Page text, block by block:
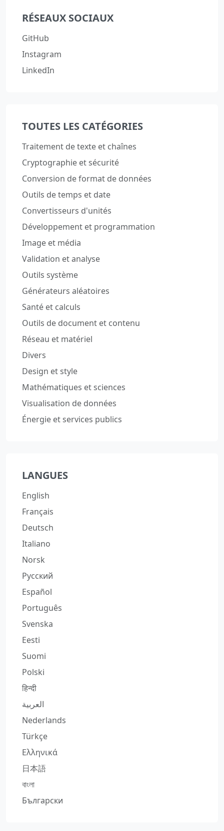
RÉSEAUX SOCIAUX
GitHub
Instagram
LinkedIn
TOUTES LES CATÉGORIES
Traitement de texte et chaînes
Cryptographie et sécurité
Conversion de format de données
Outils de temps et date
Convertisseurs d'unités
Développement et programmation
Image et média
Validation et analyse
Outils système
Générateurs aléatoires
Santé et calculs
Outils de document et contenu
Réseau et matériel
Divers
Design et style
Mathématiques et sciences
Visualisation de données
Énergie et services publics
LANGUES
English
Français
Deutsch
Italiano
Norsk
Русский
Español
Português
Svenska
Eesti
Suomi
Polski
हिन्दी
العربية
Nederlands
Türkçe
Ελληνικά
日本語
বাংলা
Български